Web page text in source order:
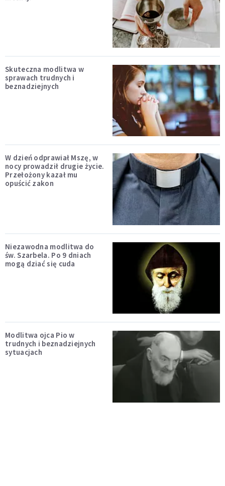
Skuteczna modlitwa w
sprawach trudnych i
beznadziejnych
W dzień odprawiał Mszę, w
nocy prowadził drugie życie.
Przełożony kazał mu
opuścić zakon
Niezawodna modlitwa do
św. Szarbela. Po 9 dniach
mogą dziać się cuda
Modlitwa ojca Pio w
trudnych i beznadziejnych
sytuacjach